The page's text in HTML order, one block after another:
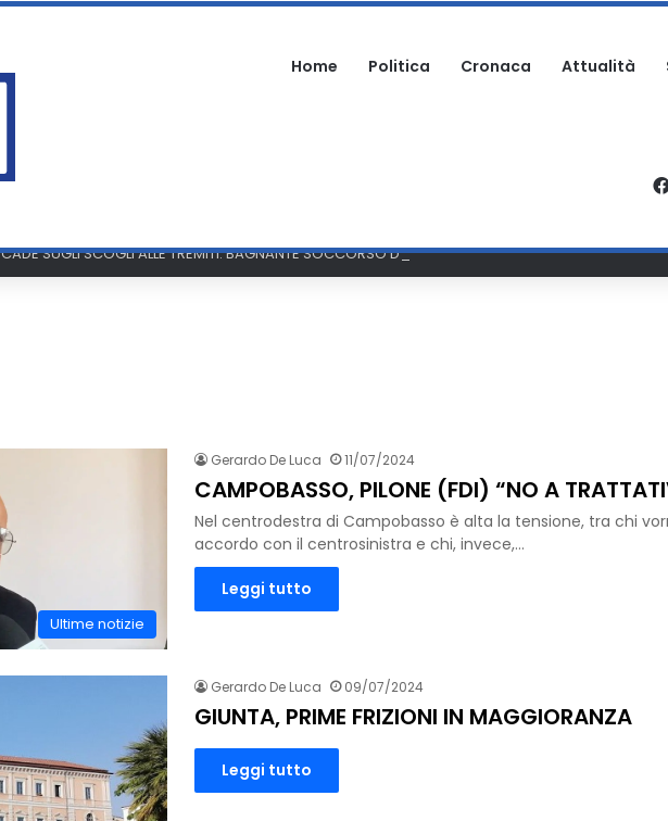
Home Politica Cronaca Attualità
CADE SUGLI SCOGLI ALLE TREMITI: BAGNANTE SOCCORSO DALLA GUARDIA COSTIERA
Ultime notizie
Gerardo De Luca 11/07/2024
CAMPOBASSO, PILONE (FDI) “NO A
Nel centrodestra di Campobasso è alta la tensione, tra chi
accordo con il centrosinistra e chi, invece,…
Leggi tutto
Gerardo De Luca 09/07/2024
GIUNTA, PRIME FRIZIONI IN MAGGIORANZA
Leggi tutto